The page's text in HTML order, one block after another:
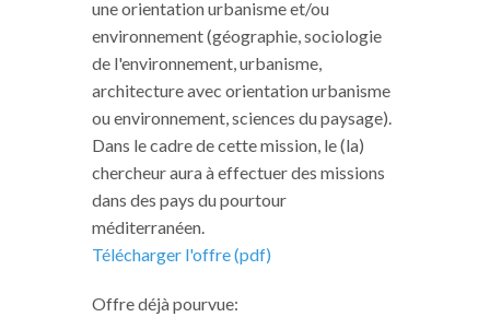
une orientation urbanisme et/ou
environnement (géographie, sociologie
de l'environnement, urbanisme,
architecture avec orientation urbanisme
ou environnement, sciences du paysage).
Dans le cadre de cette mission, le (la)
chercheur aura à effectuer des missions
dans des pays du pourtour
méditerranéen.
Télécharger l'offre (pdf)
Offre déjà pourvue: